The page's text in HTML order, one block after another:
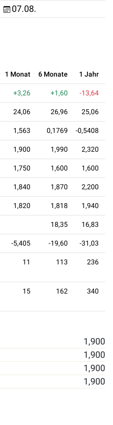
07.08.
1 Monat 6 Monate 1 Jahr
+3,26 +1,60 -13,64
24,06 26,96 25,06
1,563 0,1769 -0,5408
1,900 1,990 2,320
1,750 1,600 1,600
1,840 1,870 2,200
1,820 1,818 1,940
18,35 16,83
-5,405 -19,60 -31,03
11 113 236
15 162 340
1,900
1,900
1,900
1,900